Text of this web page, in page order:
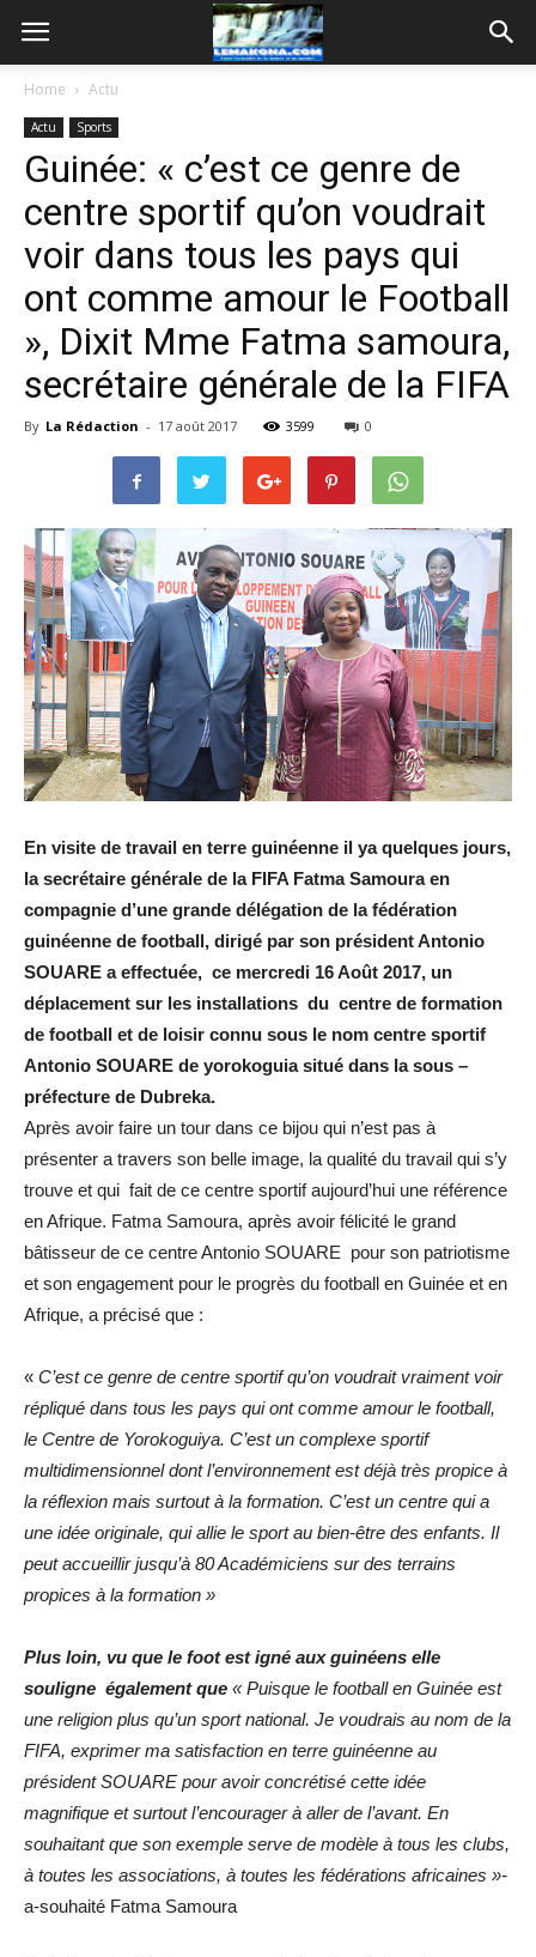
Home Actu
Actu Sports
Guinée: « c’est ce genre de
centre sportif qu’on voudrait
voir dans tous les pays qui
ont comme amour le Football
», Dixit Mme Fatma samoura,
secrétaire générale de la FIFA
By La Rédaction - 17 août 2017 3599 0
En visite de travail en terre guinéenne il ya quelques jours,
la secrétaire générale de la FIFA Fatma Samoura en
compagnie d’une grande délégation de la fédération
guinéenne de football, dirigé par son président Antonio
SOUARE a effectuée, ce mercredi 16 Août 2017, un
déplacement sur les installations du centre de formation
de football et de loisir connu sous le nom centre sportif
Antonio SOUARE de yorokoguia situé dans la sous –
préfecture de Dubreka.
Après avoir faire un tour dans ce bijou qui n’est pas à
présenter a travers son belle image, la qualité du travail qui s’y
trouve et qui fait de ce centre sportif aujourd’hui une référence
en Afrique. Fatma Samoura, après avoir félicité le grand
bâtisseur de ce centre Antonio SOUARE pour son patriotisme
et son engagement pour le progrès du football en Guinée et en
Afrique, a précisé que :
« C’est ce genre de centre sportif qu’on voudrait vraiment voir
répliqué dans tous les pays qui ont comme amour le football,
le Centre de Yorokoguiya. C’est un complexe sportif
multidimensionnel dont l’environnement est déjà très propice à
la réflexion mais surtout à la formation. C’est un centre qui a
une idée originale, qui allie le sport au bien-être des enfants. Il
peut accueillir jusqu’à 80 Académiciens sur des terrains
propices à la formation »
Plus loin, vu que le foot est igné aux guinéens elle
souligne également que « Puisque le football en Guinée est
une religion plus qu’un sport national. Je voudrais au nom de la
FIFA, exprimer ma satisfaction en terre guinéenne au
président SOUARE pour avoir concrétisé cette idée
magnifique et surtout l’encourager à aller de l’avant. En
souhaitant que son exemple serve de modèle à tous les clubs,
à toutes les associations, à toutes les fédérations africaines »-
a-souhaité Fatma Samoura